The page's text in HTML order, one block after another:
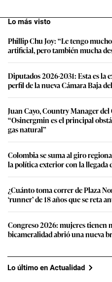
Lo más visto
Phillip Chu Joy: “Le tengo
artificial, pero también mucha
Diputados 2026-2031: Esta es la
perfil de la nueva Cámara Baja
Juan Cayo, Country Manager
“Osinergmin es el principal
gas natural”
Colombia se suma al giro
la política exterior con la llegada
¿Cuánto toma correr de Plaza
‘runner’ de 18 años que se reta
Congreso 2026: mujeres tienen
bicameralidad abrió una nueva
Lo último en Actualidad